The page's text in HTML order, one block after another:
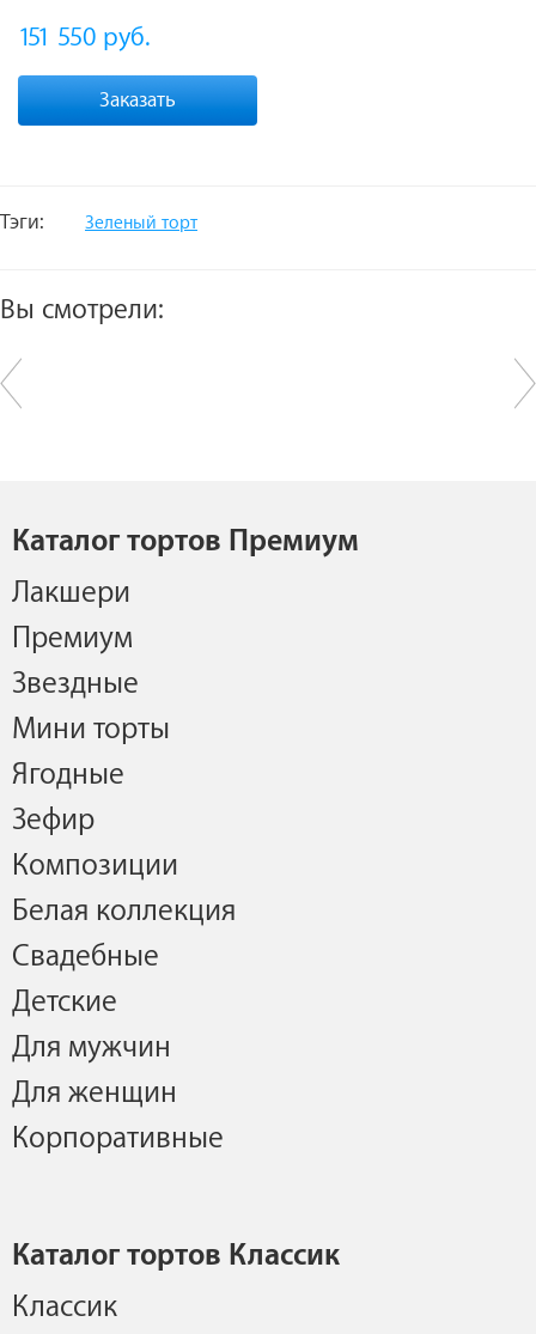
151 550 руб.
Заказать
Тэги: Зеленый торт
Вы смотрели:
Каталог тортов Премиум
Лакшери
Премиум
Звездные
Мини торты
Ягодные
Зефир
Композиции
Белая коллекция
Свадебные
Детские
Для мужчин
Для женщин
Корпоративные
Каталог тортов Классик
Классик